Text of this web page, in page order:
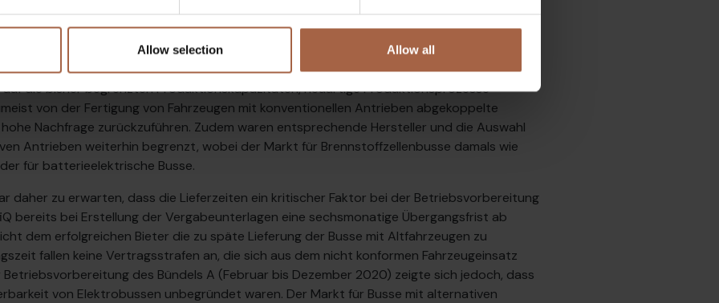
Allow selection Allow all
Elektrifizierung stellen nach wie vor die Fahrzeuge dar. Zum Zeitpunkt der Vorbereitung
A im Frühjahr/Sommer 2019 herrschte die Meinung, dass die Lieferzeiten bei Elektrobussen
mit konventionellen Antrieben. So konnte bei Dieselbussen mit einer Lieferzeit von neun
wohingegen bei Elektrobussen eher mit zwölf Monaten oder gar mehr gerechnet
auf die bisher begrenzten Produktionskapazitäten, neuartige Produktionsprozesse
von der Fertigung von Fahrzeugen mit konventionellen Antrieben abgekoppelte
Nachfrage zurückzuführen. Zudem waren entsprechende Hersteller und die Auswahl
Antrieben weiterhin begrenzt, wobei der Markt für Brennstoffzellenbusse damals wie
für batterieelektrische Busse.
daher zu erwarten, dass die Lieferzeiten ein kritischer Faktor bei der Betriebsvorbereitung
bereits bei Erstellung der Vergabeunterlagen eine sechsmonatige Übergangsfrist ab
dem erfolgreichen Bieter die zu späte Lieferung der Busse mit Altfahrzeugen zu
fallen keine Vertragsstrafen an, die sich aus dem nicht konformen Fahrzeugeinsatz
des Bündels A (Februar bis Dezember 2020) zeigte sich jedoch, dass
von Elektrobussen unbegründet waren. Der Markt für Busse mit alternativen